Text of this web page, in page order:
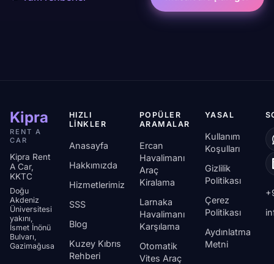
Kipra
RENT A
CAR
Kipra Rent
A Car,
KKTC
Doğu
Akdeniz
Üniversitesi
yakını,
İsmet İnönü
Bulvarı,
Gazimağusa
HIZLI
LINKLER
Anasayfa
Hakkımızda
Hizmetlerimiz
SSS
Blog
Kuzey Kıbrıs
Rehberi
POPÜLER
ARAMALAR
Ercan
Havalimanı
Araç
Kiralama
Larnaka
Havalimanı
Karşılama
Otomatik
Vites Araç
YASAL
Kullanım
Koşulları
Gizlilik
Politikası
Çerez
Politikası
Aydınlatma
Metni